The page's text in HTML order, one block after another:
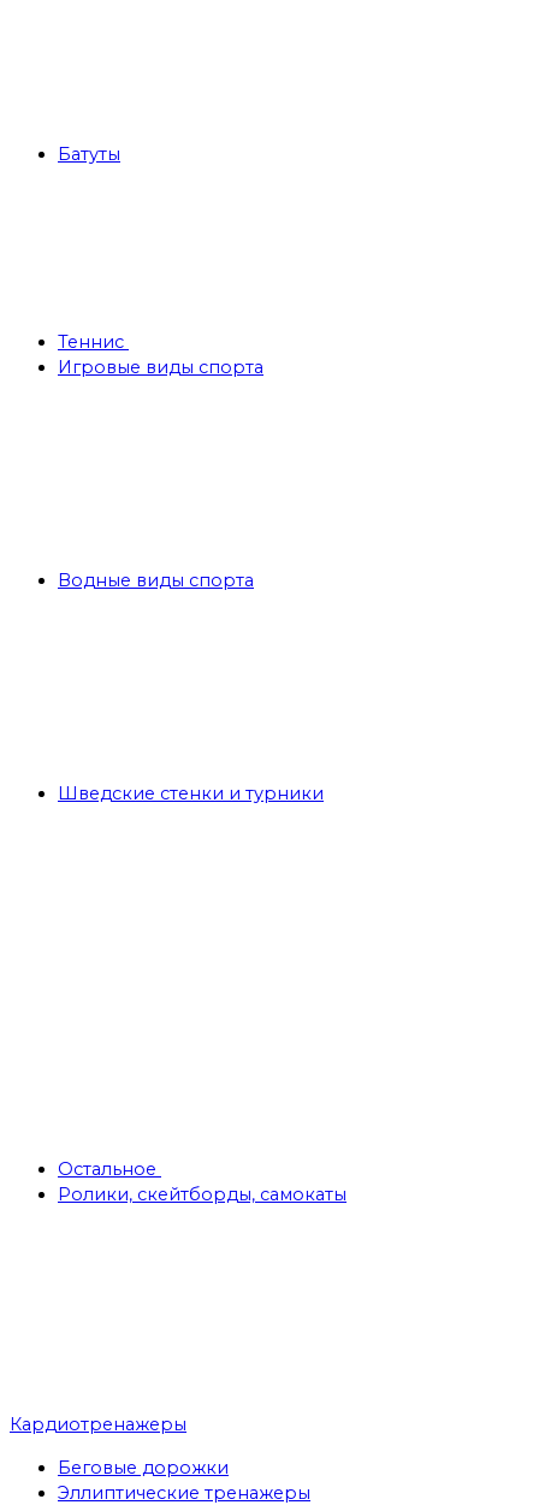
Батуты
Теннис
Игровые виды спорта
Водные виды спорта
Шведские стенки и турники
Остальное
Ролики, скейтборды, самокаты
Кардиотренажеры
Беговые дорожки
Эллиптические тренажеры